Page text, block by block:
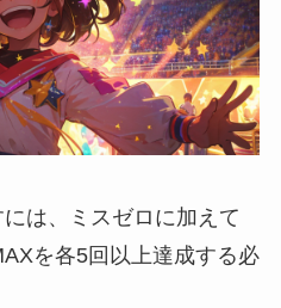
は、ミスゼロに加えて
を各5回以上達成する必